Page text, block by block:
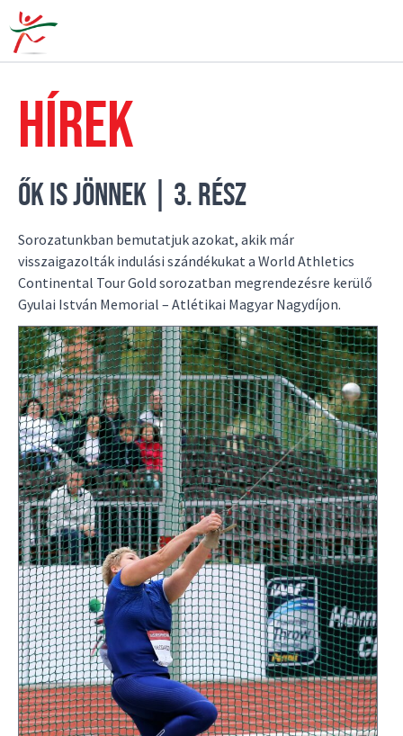
HÍREK
ŐK IS JÖNNEK | 3. RÉSZ
Sorozatunkban bemutatjuk azokat, akik már
visszaigazolták indulási szándékukat a World Athletics
Continental Tour Gold sorozatban megrendezésre kerülő
Gyulai István Memorial – Atlétikai Magyar Nagydíjon.